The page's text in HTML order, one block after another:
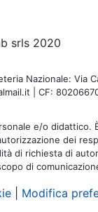
srls 2020
Nazionale: Via
| CF:
e/o didattico.
dei
di richiesta di
di
Modifica